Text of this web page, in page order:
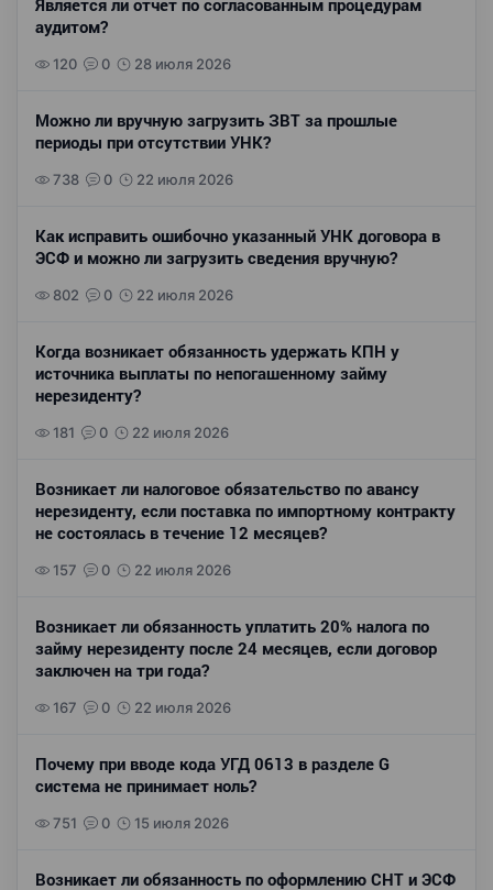
Является ли отчет по согласованным процедурам
аудитом?
120 0 28 июля 2026
Можно ли вручную загрузить ЗВТ за прошлые
периоды при отсутствии УНК?
738 0 22 июля 2026
Как исправить ошибочно указанный УНК договора в
ЭСФ и можно ли загрузить сведения вручную?
802 0 22 июля 2026
Когда возникает обязанность удержать КПН у
источника выплаты по непогашенному займу
нерезиденту?
181 0 22 июля 2026
Возникает ли налоговое обязательство по авансу
нерезиденту, если поставка по импортному контракту
не состоялась в течение 12 месяцев?
157 0 22 июля 2026
Возникает ли обязанность уплатить 20% налога по
займу нерезиденту после 24 месяцев, если договор
заключен на три года?
167 0 22 июля 2026
Почему при вводе кода УГД 0613 в разделе G
система не принимает ноль?
751 0 15 июля 2026
Возникает ли обязанность по оформлению СНТ и ЭСФ